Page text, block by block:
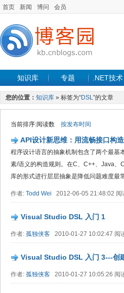
首页 新闻 博问 会员
知识库 专题 .NET技术
您的位置： 知识库 » 标签为“DSL”的文章
当前排序:阅读数 按发布时间
API设计新思维：用流畅接口构
程序设计语言的抽象机制包含了两个最基
素/语义的构造规则。在C、C++、Java、
库的形式进行层层抽象是降低问题难度最
作者: Todd Wei 2012-06-05 21:48:02 阅
Visual Studio DSL 入门 1
作者: 孤独侠客 2010-01-27 10:02:47 阅
Visual Studio DSL 入门 3---创
作者: 孤独侠客 2010-01-27 10:05:26 阅